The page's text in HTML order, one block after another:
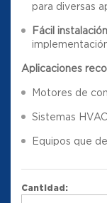
para diversas
Fácil
Aplicaciones
Motores de
Sistemas
Equipos que
Cantidad: